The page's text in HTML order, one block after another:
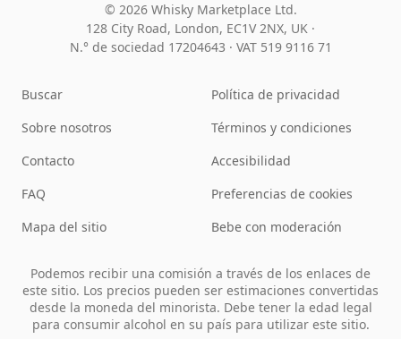
© 2026 Whisky Marketplace Ltd.
128 City Road, London, EC1V 2NX, UK ·
N.° de sociedad 17204643 · VAT 519 9116 71
Buscar
Sobre nosotros
Contacto
FAQ
Mapa del sitio
Política de privacidad
Términos y condiciones
Accesibilidad
Preferencias de cookies
Bebe con moderación
Podemos recibir una comisión a través de los enlaces de
este sitio. Los precios pueden ser estimaciones convertidas
desde la moneda del minorista. Debe tener la edad legal
para consumir alcohol en su país para utilizar este sitio.